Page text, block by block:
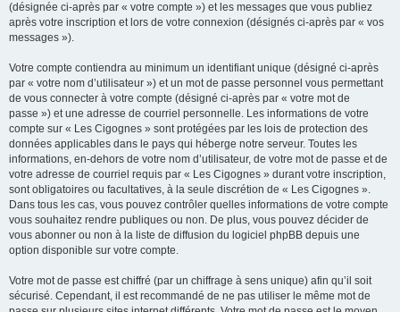
(désignée ci-après par « votre compte ») et les messages que vous publiez
après votre inscription et lors de votre connexion (désignés ci-après par « vos
messages »).
Votre compte contiendra au minimum un identifiant unique (désigné ci-après
par « votre nom d’utilisateur ») et un mot de passe personnel vous permettant
de vous connecter à votre compte (désigné ci-après par « votre mot de
passe ») et une adresse de courriel personnelle. Les informations de votre
compte sur « Les Cigognes » sont protégées par les lois de protection des
données applicables dans le pays qui héberge notre serveur. Toutes les
informations, en-dehors de votre nom d’utilisateur, de votre mot de passe et de
votre adresse de courriel requis par « Les Cigognes » durant votre inscription,
sont obligatoires ou facultatives, à la seule discrétion de « Les Cigognes ».
Dans tous les cas, vous pouvez contrôler quelles informations de votre compte
vous souhaitez rendre publiques ou non. De plus, vous pouvez décider de
vous abonner ou non à la liste de diffusion du logiciel phpBB depuis une
option disponible sur votre compte.
Votre mot de passe est chiffré (par un chiffrage à sens unique) afin qu’il soit
sécurisé. Cependant, il est recommandé de ne pas utiliser le même mot de